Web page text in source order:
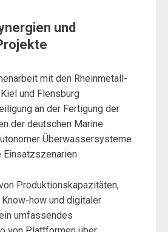
und
mit den Rheinmetall-
und Flensburg
an der Fertigung der
der deutschen Marine
Überwassersysteme
Produktionskapazitäten,
how und digitaler
umfassendes